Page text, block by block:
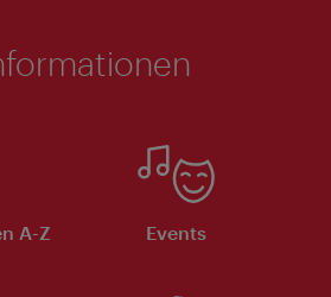
A-Z Events